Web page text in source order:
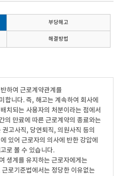
부당해고
해결방법
하여 근로계약관계를
합니다. 즉, 해고는 계속하여 회사에
치되는 사용자의 처분이라는 점에서
의 만료에 따른 근로계약의 종료와는
고사직, 당연퇴직, 의원사직 등의
있어 근로자의 의사에 반한 강압에
로 볼 수 있습니다.
생계를 유지하는 근로자에게는
로기준법에서는 정당한 이유없는